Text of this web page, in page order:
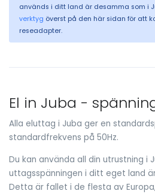
används i ditt land är desamma som i
verktyg överst på den här sidan för att
reseadapter.
El in Juba -
Alla eluttag i Juba ger en
standardfrekvens på 50Hz.
Du kan använda all din utrustning i
uttagsspänningen i ditt eget land
Detta är fallet i de flesta av